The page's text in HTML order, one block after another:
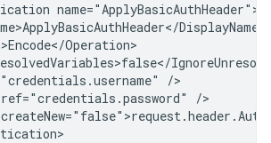
name="ApplyBasicAuthHeader">
DisplayName>
Operation>
/>
/>